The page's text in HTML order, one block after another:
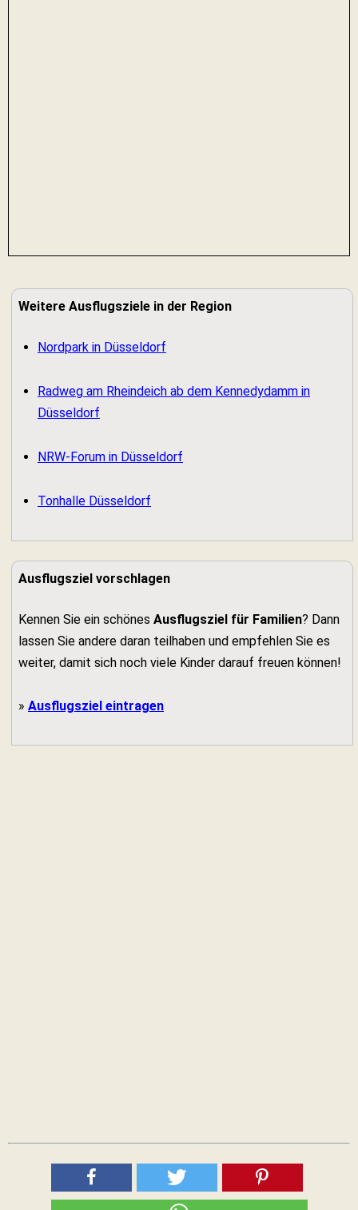
Weitere Ausflugsziele in der Region
Nordpark in Düsseldorf
Radweg am Rheindeich ab dem Kennedydamm in
Düsseldorf
NRW-Forum in Düsseldorf
Tonhalle Düsseldorf
Ausflugsziel vorschlagen
Kennen Sie ein schönes Ausflugsziel für Familien? Dann
lassen Sie andere daran teilhaben und empfehlen Sie es
weiter, damit sich noch viele Kinder darauf freuen können!
» Ausflugsziel eintragen